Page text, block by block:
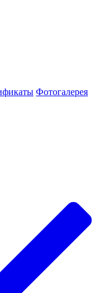
Фотогалерея